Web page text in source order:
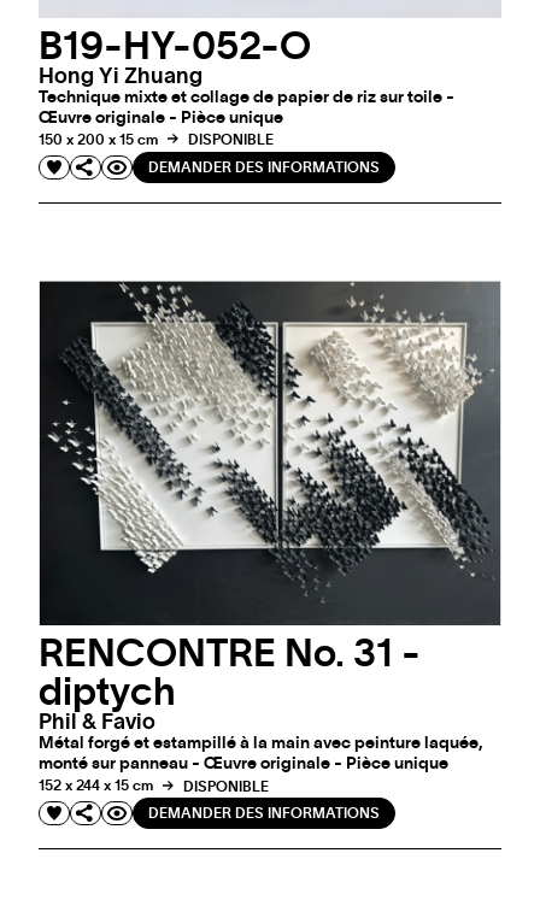
B19-HY-052-O
Hong Yi Zhuang
Technique mixte et collage de papier de riz sur toile -
Œuvre originale - Pièce unique
150 x 200 x 15 cm
DISPONIBLE
DEMANDER DES INFORMATIONS
RENCONTRE No. 31 -
diptych
Phil & Favio
Métal forgé et estampillé à la main avec peinture laquée,
monté sur panneau - Œuvre originale - Pièce unique
152 x 244 x 15 cm
DISPONIBLE
DEMANDER DES INFORMATIONS